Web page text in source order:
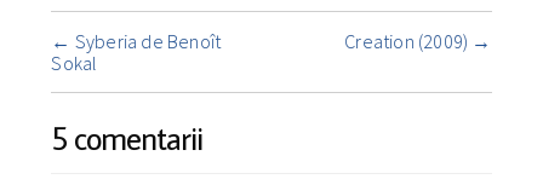
Navigare
însemnare
← Syberia de Benoît
Sokal
Creation (2009) →
5 comentarii